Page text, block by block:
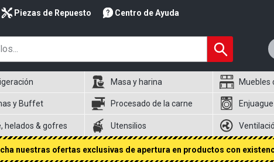
Piezas de Repuesto Centro de Ayuda
Masa y harina Muebles
y Buffet Procesado de la carne
helados & gofres Utensilios
nuestras ofertas exclusivas de apertura en productos con